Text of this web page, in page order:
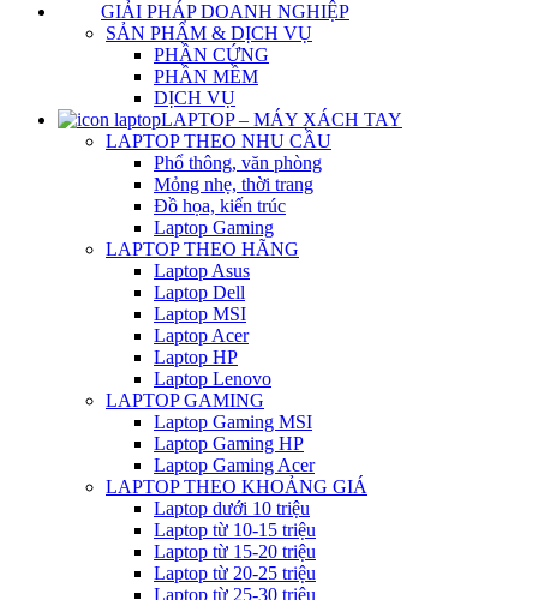
GIẢI PHÁP DOANH NGHIỆP
SẢN PHẨM & DỊCH VỤ
PHẦN CỨNG
PHẦN MỀM
DỊCH VỤ
LAPTOP – MÁY XÁCH TAY
LAPTOP THEO NHU CẦU
Phổ thông, văn phòng
Mỏng nhẹ, thời trang
Đồ họa, kiến trúc
Laptop Gaming
LAPTOP THEO HÃNG
Laptop Asus
Laptop Dell
Laptop MSI
Laptop Acer
Laptop HP
Laptop Lenovo
LAPTOP GAMING
Laptop Gaming MSI
Laptop Gaming HP
Laptop Gaming Acer
LAPTOP THEO KHOẢNG GIÁ
Laptop dưới 10 triệu
Laptop từ 10-15 triệu
Laptop từ 15-20 triệu
Laptop từ 20-25 triệu
Laptop từ 25-30 triệu